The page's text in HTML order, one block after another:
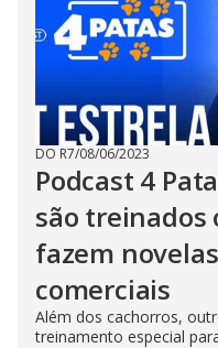
DO R7/08/06/2023
Podcast 4
são treinados
fazem
comerciais
Além dos cachorros,
treinamento especial